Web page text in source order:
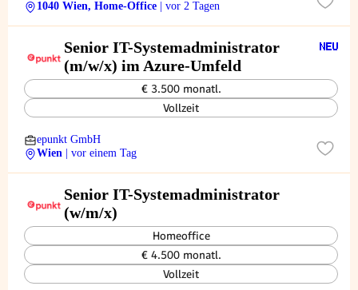
1040 Wien, Home-Office | vor 2 Tagen
Senior IT-Systemadministrator
(m/w/x) im Azure-Umfeld
€ 3.500 monatl.
Vollzeit
epunkt GmbH
Wien
| vor einem Tag
Senior IT-Systemadministrator
(w/m/x)
Homeoffice
€ 4.500 monatl.
Vollzeit